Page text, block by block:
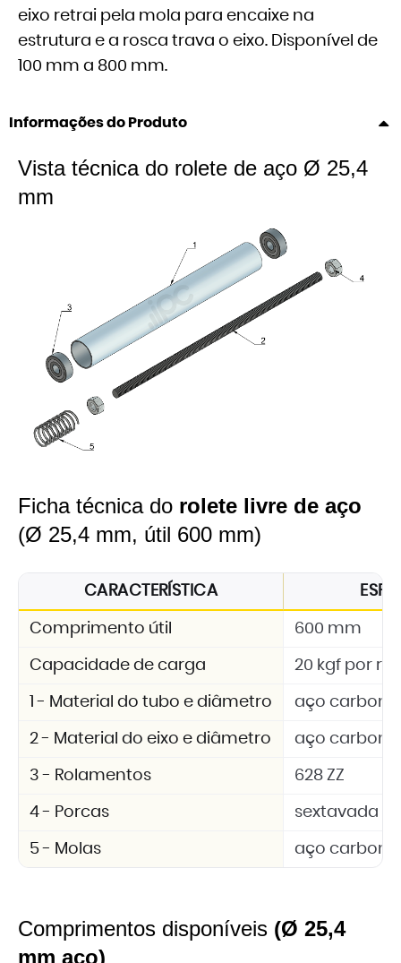
eixo retrai pela mola para encaixe na
estrutura e a rosca trava o eixo. Disponível de
100 mm a 800 mm.
Informações do Produto
Vista técnica do rolete de aço Ø 25,4
mm
Ficha técnica do rolete livre de aço
(Ø 25,4 mm, útil 600 mm)
CARACTERÍSTICA
Comprimento útil 600 mm
Capacidade de carga 20 kgf por
1 - Material do tubo e diâmetro aço carbono
2 - Material do eixo e diâmetro aço carbono
3 - Rolamentos 628 ZZ
4 - Porcas sextavada
5 - Molas aço carbono
Comprimentos disponíveis (Ø 25,4
mm aço)